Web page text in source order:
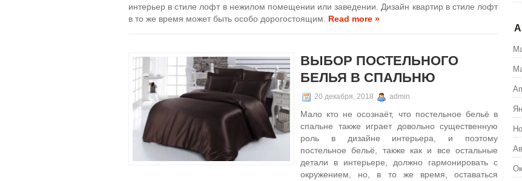
интерьер в стиле лофт в нежилом помещении или заведении. Дизайн квартир в стиле лофт
в то же время может быть особо дорогостоящим. Read more »
ВЫБОР ПОСТЕЛЬНОГО
БЕЛЬЯ В СПАЛЬНЮ
20 декабря, 2018 admin
Мало кто не осознаёт, что постельное бельё в
спальне также играет довольно существенную
роль в дизайне интерьера, и поэтому
постельное бельё, также как и все остальные
детали в интерьере, должно гармонировать с
окружением, но, в то же время, оставаться